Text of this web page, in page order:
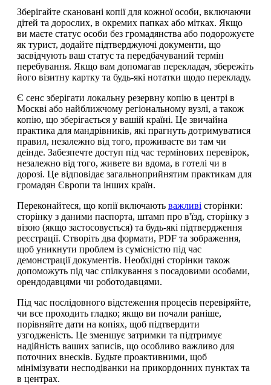
Зберігайте скановані копії для кожної особи, включаючи
дітей та дорослих, в окремих папках або мітках. Якщо
ви маєте статус особи без громадянства або подорожуєте
як турист, додайте підтверджуючі документи, що
засвідчують ваш статус та передбачуваний термін
перебування. Якщо вам допомагав перекладач, збережіть
його візитну картку та будь-які нотатки щодо перекладу.
Є сенс зберігати локальну резервну копію в центрі в
Москві або найближчому регіональному вузлі, а також
копію, що зберігається у вашій країні. Це звичайна
практика для мандрівників, які прагнуть дотримуватися
правил, незалежно від того, проживаєте ви там чи
деінде. Забезпечте доступ під час термінових перевірок,
незалежно від того, живете ви вдома, в готелі чи в
дорозі. Це відповідає загальноприйнятим практикам для
громадян Європи та інших країн.
Переконайтеся, що копії включають важливі сторінки:
сторінку з даними паспорта, штамп про в'їзд, сторінку з
візою (якщо застосовується) та будь-які підтвердження
реєстрації. Створіть два формати, PDF та зображення,
щоб уникнути проблем із сумісністю під час
демонстрації документів. Необхідні сторінки також
допоможуть під час спілкування з посадовими особами,
орендодавцями чи роботодавцями.
Під час послідовного відстеження процесів перевіряйте,
чи все проходить гладко; якщо ви почали раніше,
порівняйте дати на копіях, щоб підтвердити
узгодженість. Це зменшує затримки та підтримує
надійність ваших записів, що особливо важливо для
поточних внесків. Будьте проактивними, щоб
мінімізувати несподіванки на прикордонних пунктах та
в центрах.